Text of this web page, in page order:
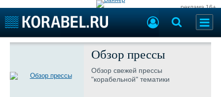
реклама 16+
Судостроение
Пресс-релизы
Обзор прессы
Обзор свежей прессы
"корабельной" тематики